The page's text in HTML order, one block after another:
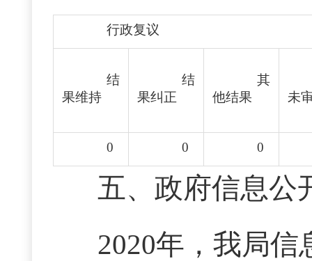
行政复议
结
果维持
结
果纠正
其
他结果
未
0 0 0
五、政府信息公
2020年，我局